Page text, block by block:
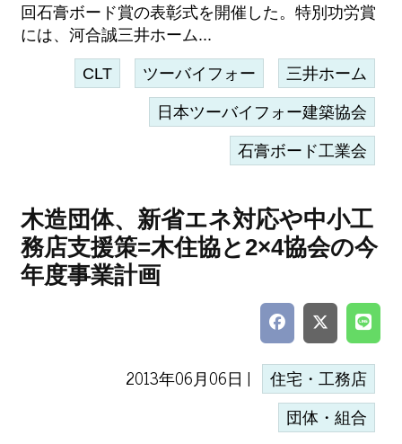
回石膏ボード賞の表彰式を開催した。特別功労賞
には、河合誠三井ホーム...
CLT ツーバイフォー 三井ホーム
日本ツーバイフォー建築協会
石膏ボード工業会
木造団体、新省エネ対応や中小工
務店支援策=木住協と2×4協会の今
年度事業計画
2013年06月06日 | 住宅・工務店
団体・組合